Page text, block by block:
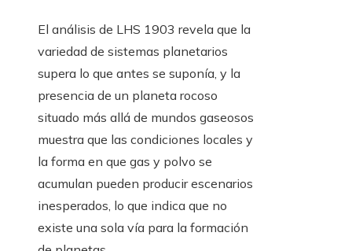
El análisis de LHS 1903 revela que la
variedad de sistemas planetarios
supera lo que antes se suponía, y la
presencia de un planeta rocoso
situado más allá de mundos gaseosos
muestra que las condiciones locales y
la forma en que gas y polvo se
acumulan pueden producir escenarios
inesperados, lo que indica que no
existe una sola vía para la formación